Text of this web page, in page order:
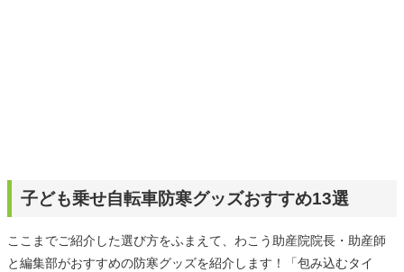
子ども乗せ自転車防寒グッズおすすめ13選
ここまでご紹介した選び方をふまえて、わこう助産院院長・助産師
と編集部がおすすめの防寒グッズを紹介します！「包み込むタイ